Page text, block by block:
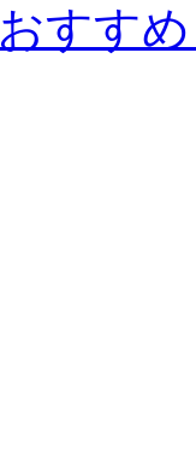
すす